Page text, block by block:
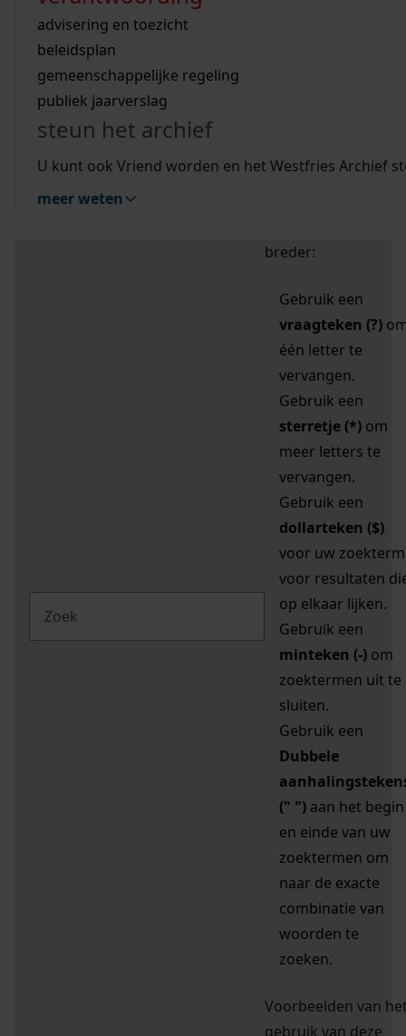
bouwvergunningen
omgevingsvergunningen
vergunningen
beeld en geluid
uitleg nodig?
Wij helpen u op weg met een aantal zoektips.
bekijk alle zoektips
Wij helpen u op weg met een aantal zoektips.
bekijk alle zoektips
bekijk ons geschiedenislokaal
advisering en toezicht
beleidsplan
gemeenschappelijke regeling
publiek jaarverslag
steun het archief
U kunt ook Vriend worden en het Westfries Archief
meer weten
zoektips
Mijn Studiezaal (inloggen)
uw zoekopdracht te
breder:
Gebruik een
vraagteken (?)
één letter te
vervangen.
Gebruik een
sterretje (*) om
meer letters te
vervangen.
Gebruik een
dollarteken ($)
voor uw zoekterm
voor resultaten
op elkaar lijken.
Gebruik een
minteken (-) om
zoektermen uit te
sluiten.
Gebruik een
Dubbele
(" ") aan het begin
en einde van uw
zoektermen om
naar de exacte
combinatie van
woorden te
zoeken.
Voorbeelden van
gebruik van deze